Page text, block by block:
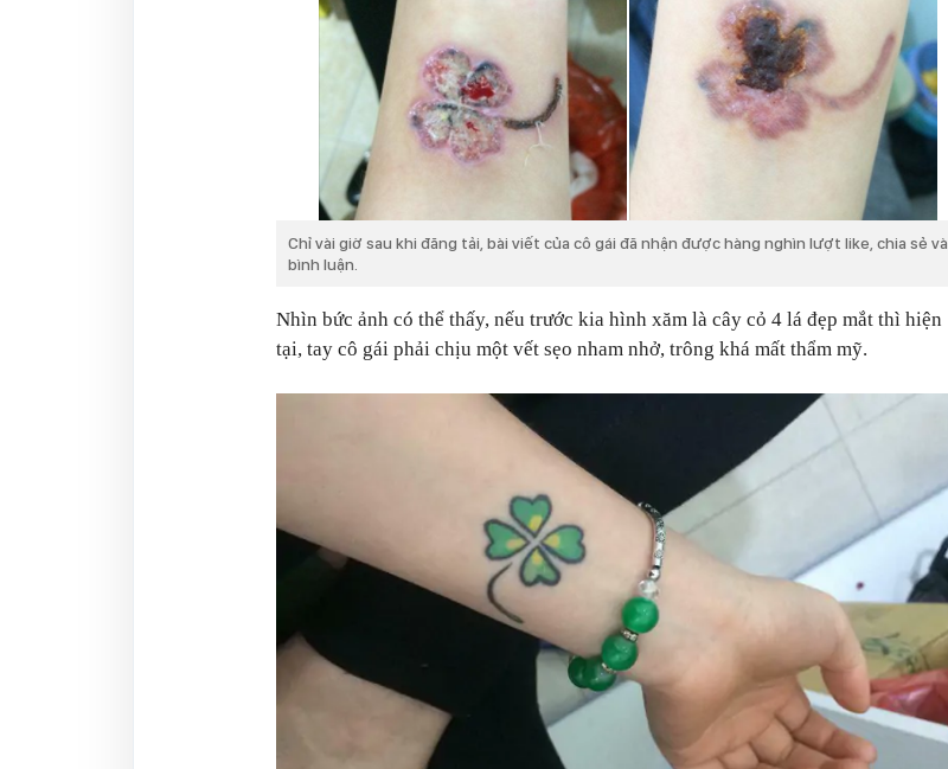
Chỉ vài giờ sau khi đăng tải, bài viết của cô gái đã nhận được hàng nghìn lượt like, chia sẻ và
bình luận.
Nhìn bức ảnh có thể thấy, nếu trước kia hình xăm là cây cỏ 4 lá đẹp mắt thì hiện
tại, tay cô gái phải chịu một vết sẹo nham nhở, trông khá mất thẩm mỹ.